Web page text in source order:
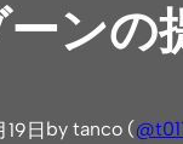
ンの
日 by tanco (